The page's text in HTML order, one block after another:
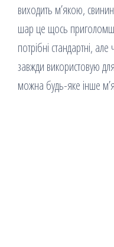
виходить м’якою,
шар це щось
потрібні стандартні,
завжди використовую
можна будь-яке інше